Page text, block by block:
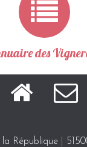
des
République